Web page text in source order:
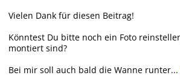
Vielen Dank für diesen Beitrag!
Könntest Du bitte noch ein Foto
montiert sind?
Bei mir soll auch bald die Wanne runter...